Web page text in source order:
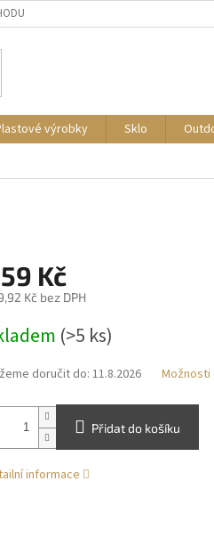
výrobky Sklo
Kč
Kč bez DPH
(>5 ks)
doručit do:11.8.2026 Možnosti
Přidat do košíku
informace